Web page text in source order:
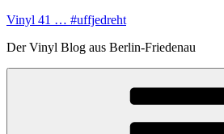
Zum
springen
Vinyl 41 … #uffjedreht
Der Vinyl Blog aus Berlin-Friedenau